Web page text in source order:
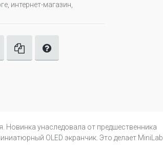
интернет-магазин,
Новинка унаследовала от предшественника
OLED экранчик. Это делает